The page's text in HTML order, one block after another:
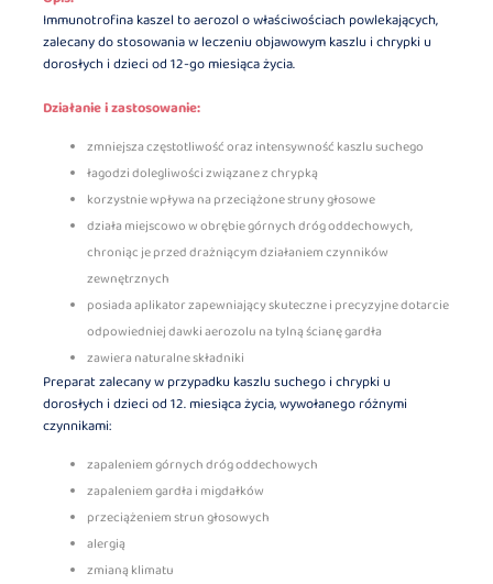
Immunotrofina kaszel to aerozol o właściwościach powlekających,
zalecany do stosowania w leczeniu objawowym kaszlu i chrypki u
dorosłych i dzieci od 12-go miesiąca życia.
Działanie i zastosowanie:
zmniejsza częstotliwość oraz intensywność kaszlu suchego
łagodzi dolegliwości związane z chrypką
korzystnie wpływa na przeciążone struny głosowe
działa miejscowo w obrębie górnych dróg oddechowych,
chroniąc je przed drażniącym działaniem czynników
zewnętrznych
posiada aplikator zapewniający skuteczne i precyzyjne dotarcie
odpowiedniej dawki aerozolu na tylną ścianę gardła
zawiera naturalne składniki
Preparat zalecany w przypadku kaszlu suchego i chrypki u
dorosłych i dzieci od 12. miesiąca życia, wywołanego różnymi
czynnikami:
zapaleniem górnych dróg oddechowych
zapaleniem gardła i migdałków
przeciążeniem strun głosowych
alergią
zmianą klimatu